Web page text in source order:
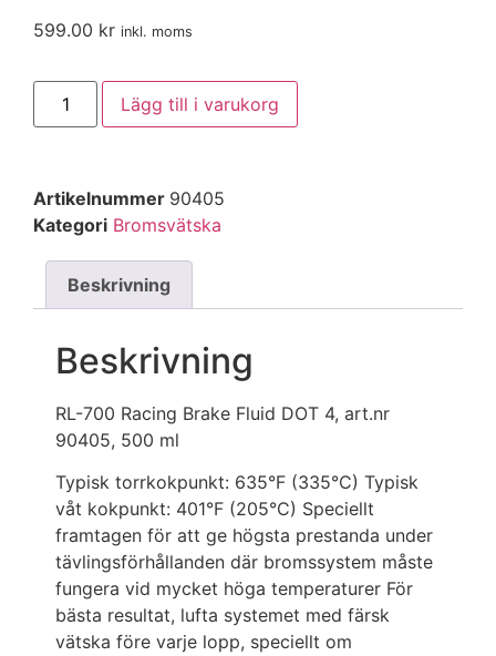
599.00 kr inkl. moms
Lägg till i varukorg
Artikelnummer 90405
Kategori Bromsvätska
Beskrivning
Beskrivning
RL-700 Racing Brake Fluid DOT 4, art.nr
90405, 500 ml
Typisk torrkokpunkt: 635°F (335°C) Typisk
våt kokpunkt: 401°F (205°C) Speciellt
framtagen för att ge högsta prestanda under
tävlingsförhållanden där bromssystem måste
fungera vid mycket höga temperaturer För
bästa resultat, lufta systemet med färsk
vätska före varje lopp, speciellt om